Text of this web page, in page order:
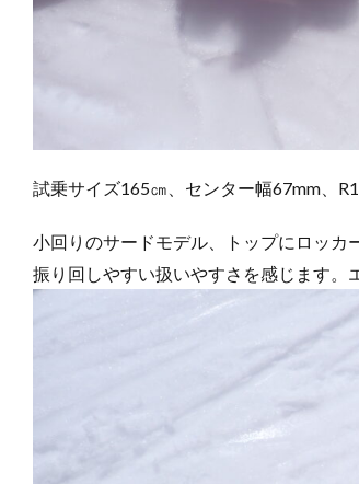
試乗サイズ165㎝、センター幅67mm、
小回りのサードモデル、トップにロッカ
振り回しやすい扱いやすさを感じます。